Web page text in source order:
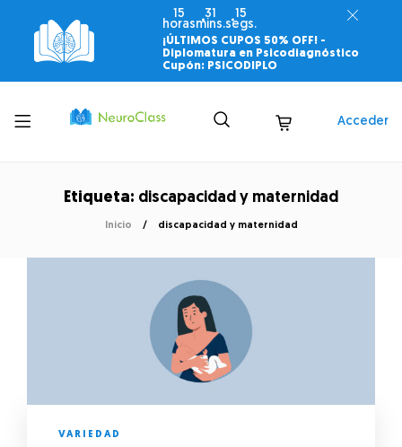
15
horas
31
mins.
15
segs.
¡ÚLTIMOS CUPOS 50% OFF! -
Diplomatura en Psicodiagnóstico
Cupón: PSICODIPLO
Toggle
menu
Acceder
Etiqueta: discapacidad y maternidad
Inicio discapacidad y maternidad
VARIEDAD